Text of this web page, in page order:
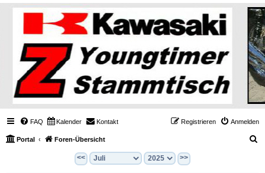
FAQ Kalender Kontakt Anmelden
Registrieren
Portal Foren-Übersicht
<< >>